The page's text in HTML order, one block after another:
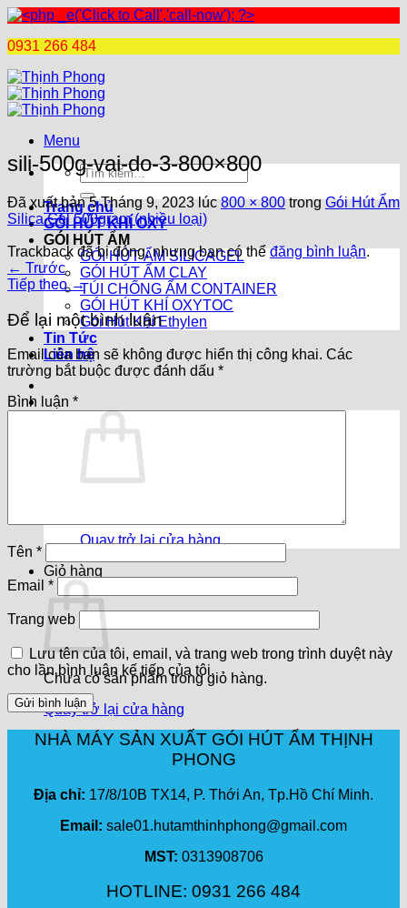
0931 266 484
Chuyển
đến
nội
Menu
Tìm
kiếm:
Trang chủ
GÓI HÚT KHÍ OXY
GÓI HÚT ẨM
GÓI HÚT ẨM SILICAGEL
GÓI HÚT ẨM CLAY
TÚI CHỐNG ẨM CONTAINER
GÓI HÚT KHÍ OXYTOC
Gói Hút Khí Ethylen
Tin Tức
Liên hệ
Quay trở lại cửa hàng
Giỏ hàng
Chưa có sản phẩm trong giỏ hàng.
Quay trở lại cửa hàng
sili-500g-vai-do-3-800×800
Đã xuất bản5 Tháng 9, 2023lúc800 × 800trongGói Hút Ẩm
Silica Gel 500gram (nhiều loại)
Trackback đã bị đóng, nhưng bạn có thểđăng bình luận.
← Trước
Tiếp theo →
Để lại một bình luận
Email của bạn sẽ không được hiển thị công khai. Các
trường bắt buộc được đánh dấu *
Bình luận *
Tên *
Email *
Trang web
Lưu tên của tôi, email, và trang web trong trình duyệt này
cho lần bình luận kế tiếp của tôi.
NHÀ MÁY SẢN XUẤT GÓI HÚT ẨM THỊNH
PHONG
Địa chỉ: 17/8/10B TX14, P. Thới An, Tp.Hồ Chí Minh.
Email: sale01.hutamthinhphong@gmail.com
MST: 0313908706
HOTLINE: 0931 266 484